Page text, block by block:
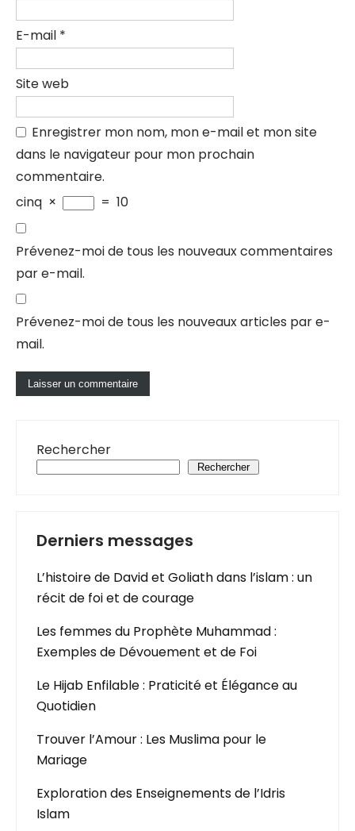
E-mail *
Site web
Enregistrer mon nom, mon e-mail et mon site
dans le navigateur pour mon prochain
commentaire.
cinq × = 10
Prévenez-moi de tous les nouveaux commentaires
par e-mail.
Prévenez-moi de tous les nouveaux articles par e-
mail.
Rechercher
Rechercher
Derniers messages
L’histoire de David et Goliath dans l’islam : un
récit de foi et de courage
Les femmes du Prophète Muhammad :
Exemples de Dévouement et de Foi
Le Hijab Enfilable : Praticité et Élégance au
Quotidien
Trouver l’Amour : Les Muslima pour le
Mariage
Exploration des Enseignements de l’Idris
Islam